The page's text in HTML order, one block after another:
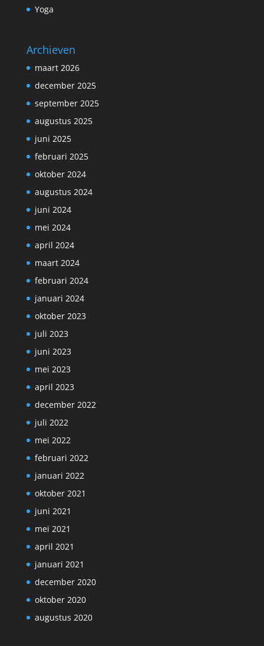
Yoga
Archieven
maart 2026
december 2025
september 2025
augustus 2025
juni 2025
februari 2025
oktober 2024
augustus 2024
juni 2024
mei 2024
april 2024
maart 2024
februari 2024
januari 2024
oktober 2023
juli 2023
juni 2023
mei 2023
april 2023
december 2022
juli 2022
mei 2022
februari 2022
januari 2022
oktober 2021
juni 2021
mei 2021
april 2021
januari 2021
december 2020
oktober 2020
augustus 2020